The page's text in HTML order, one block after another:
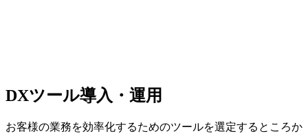
DXツール導入・運用
お客様の業務を効率化するためのツールを選定するところか